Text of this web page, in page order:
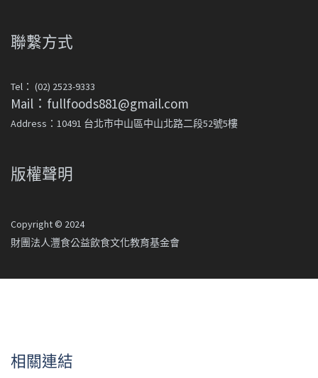
聯繫方式
Tel： (02) 2523-9333
Mail：fullfoods881@gmail.com
Address：10491 台北市中山區中山北路二段52號5樓
版權聲明
Copyright © 2024
財團法人灃食公益飲食文化教育基金會
相關連結